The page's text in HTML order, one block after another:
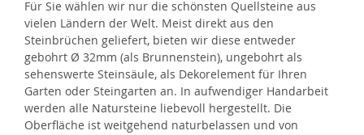
Für Sie wählen wir nur die schönsten Quellsteine aus
vielen Ländern der Welt. Meist direkt aus den
Steinbrüchen geliefert, bieten wir diese entweder
gebohrt Ø 32mm (als Brunnenstein), ungebohrt als
sehenswerte Steinsäule, als Dekorelement für Ihren
Garten oder Steingarten an. In aufwendiger Handarbeit
werden alle Natursteine liebevoll hergestellt. Die
Oberfläche ist weitgehend naturbelassen und von